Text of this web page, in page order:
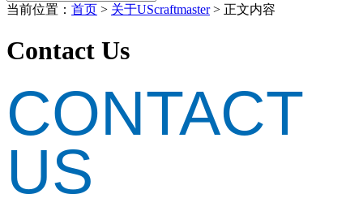
当前位置： 首页 > 关于UScraftmaster> 正文内容
Contact Us
CONTACT
US